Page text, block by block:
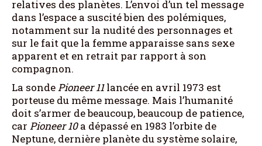
relatives des planètes. L’envoi d’un tel message
dans l’espace a suscité bien des polémiques,
notamment sur la nudité des personnages et
sur le fait que la femme apparaisse sans sexe
apparent et en retrait par rapport à son
compagnon.
La sondePioneer 11lancée en avril 1973 est
porteuse du même message. Mais l’humanité
doit s’armer de beaucoup, beaucoup de patience,
car Pioneer 10a dépassé en 1983 l’orbite de
Neptune, dernière planète du système solaire,